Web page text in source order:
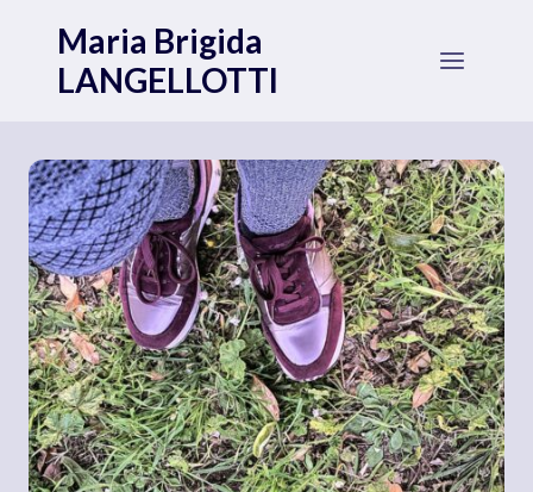
contenuto
Maria Brigida
LANGELLOTTI